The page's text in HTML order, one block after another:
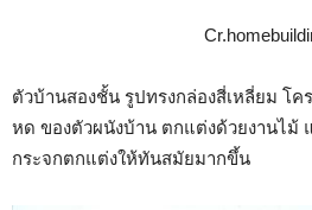
ตัวบ้านสองชั้น รูปทรงกล่องสี่เหลี่ยม โค
หด ของตัวผนังบ้าน ตกแต่งด้วยงานไม้
กระจกตกแต่งให้ทันสมัยมากขึ้น